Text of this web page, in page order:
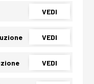
VEDI
VEDI
VEDI